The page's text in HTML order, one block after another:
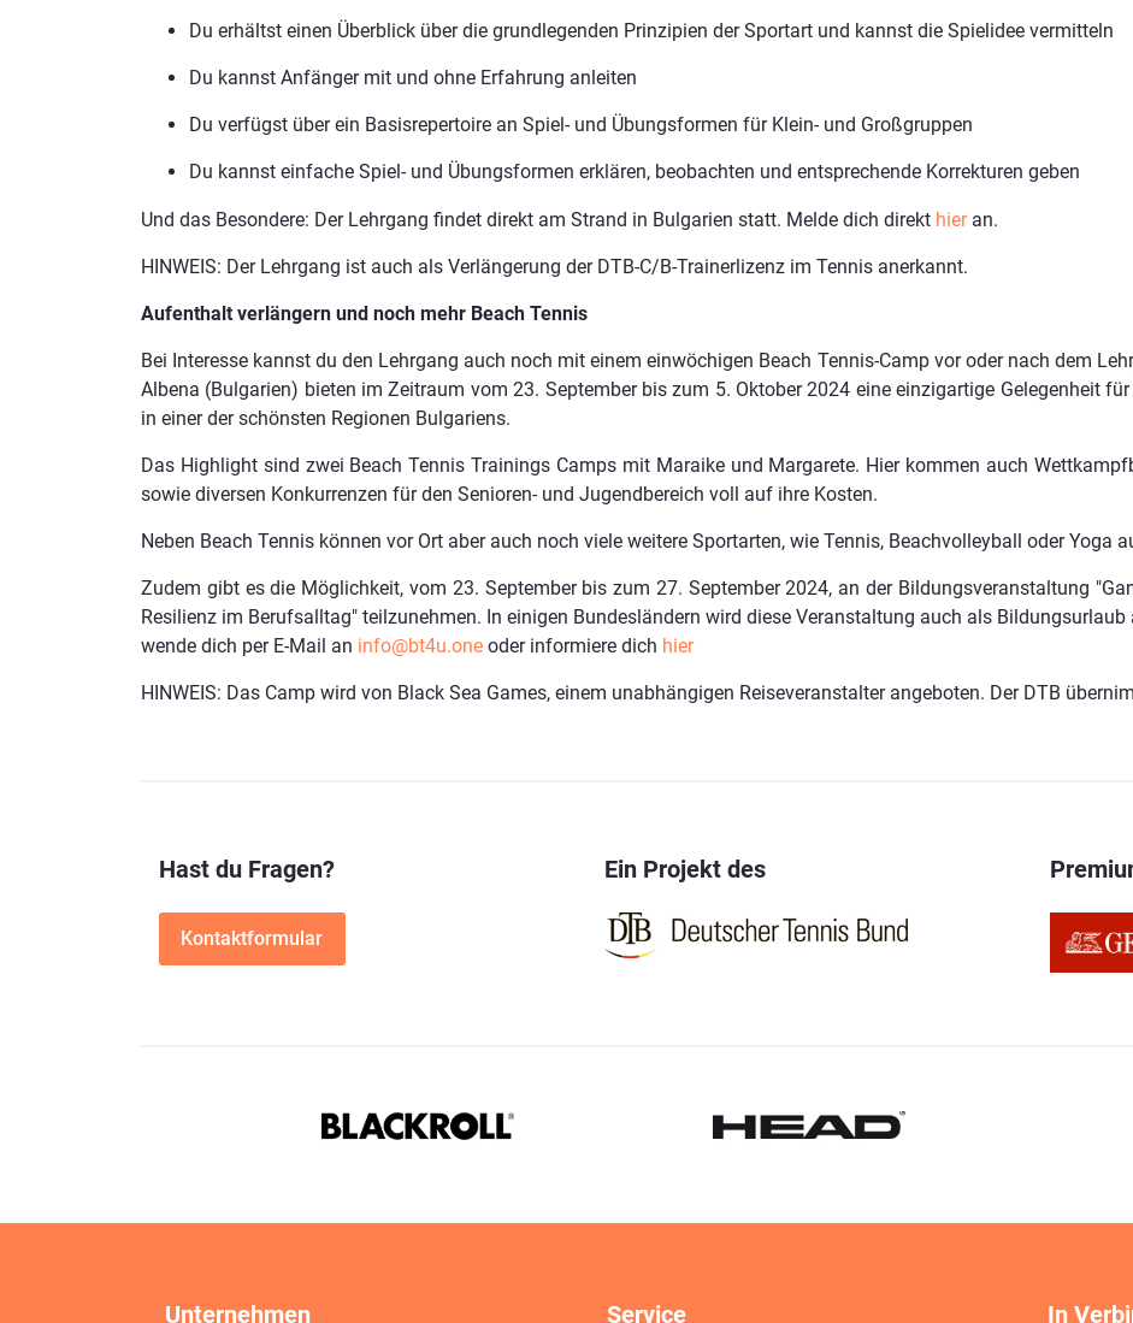
Du erhältst einen Überblick über die grundlegenden Prinzipien der Sportart und kannst die Spielidee vermitteln
Du kannst Anfänger mit und ohne Erfahrung anleiten
Du verfügst über ein Basisrepertoire an Spiel- und Übungsformen für Klein- und Großgruppen
Du kannst einfache Spiel- und Übungsformen erklären, beobachten und entsprechende Korrekturen geben
Und das Besondere: Der Lehrgang findet direkt am Strand in Bulgarien statt. Melde dich direkt hieran.
HINWEIS: Der Lehrgang ist auch als Verlängerung der DTB-C/B-Trainerlizenz im Tennis anerkannt.
Aufenthalt verlängern und noch mehr Beach Tennis
Bei Interesse kannst du den Lehrgang auch noch mit einem einwöchigen Beach Tennis-Camp vor oder nach dem
Albena (Bulgarien) bieten im Zeitraum vom 23. September bis zum 5. Oktober 2024 eine einzigartige Gelegenheit
in einer der schönsten Regionen Bulgariens.
Das Highlight sind zwei Beach Tennis Trainings Camps mit Maraike und Margarete. Hier kommen auch
sowie diversen Konkurrenzen für den Senioren- und Jugendbereich voll auf ihre Kosten.
Neben Beach Tennis können vor Ort aber auch noch viele weitere Sportarten, wie Tennis, Beachvolleyball oder Yoga
Zudem gibt es die Möglichkeit, vom 23. September bis zum 27. September 2024, an der Bildungsveranstaltung
Resilienz im Berufsalltag" teilzunehmen. In einigen Bundesländern wird diese Veranstaltung auch als Bildungsurlaub
wende dich per E-Mail an info@bt4u.one oder informiere dich hier
HINWEIS: Das Camp wird von Black Sea Games, einem unabhängigen Reiseveranstalter angeboten. Der DTB
Hast du Fragen?
Kontaktformular
Ein Projekt des
Unternehmen Service In